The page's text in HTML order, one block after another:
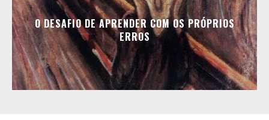
O DESAFIO DE APRENDER COM OS PRÓPRIOS
ERROS